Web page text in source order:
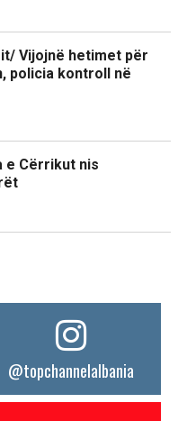
Vijojnë hetimet për
policia kontroll në
e Cërrikut nis
@topchannelalbania